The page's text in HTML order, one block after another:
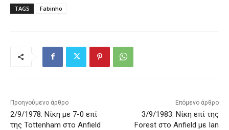
TAGS Fabinho
Προηγούμενο άρθρο
2/9/1978: Νίκη με 7-0 επί
της Tottenham στο Anfield
Επόμενο άρθρο
3/9/1983: Νίκη επί της
Forest στο Anfield με Ian